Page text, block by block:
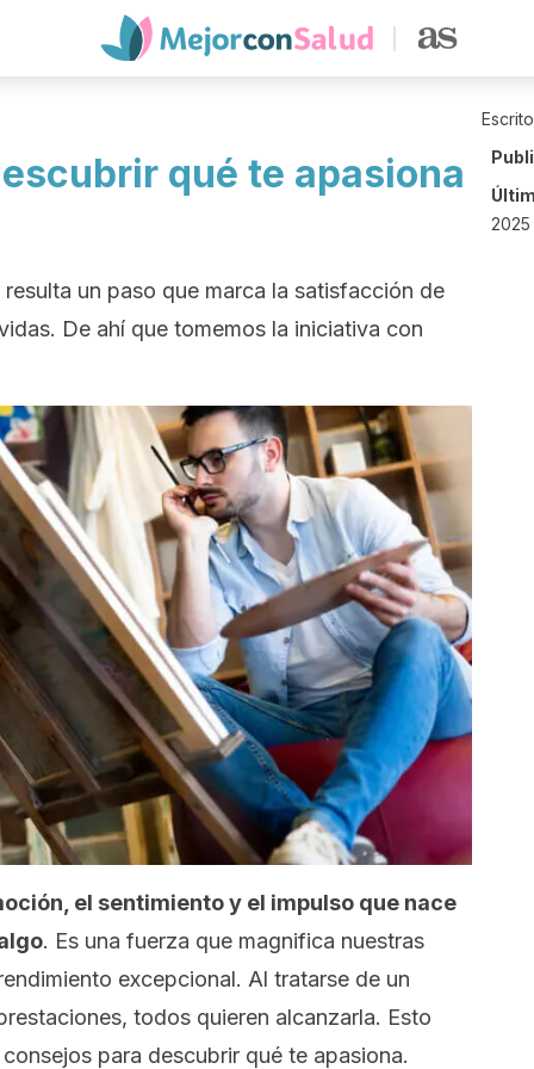
qué te apasiona
un paso que marca la satisfacción de
De ahí que tomemos la iniciativa con
el sentimiento y el impulso que nace
. Es una fuerza que magnifica nuestras
excepcional. Al tratarse de un
todos quieren alcanzarla. Esto
para descubrir qué te apasiona.
2025